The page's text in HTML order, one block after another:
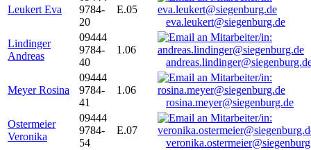
Leukert Eva
9784-
20
E.05
eva.leukert@siegenburg.de
Lindinger
Andreas
09444
9784-
40
1.06
Meyer Rosina
09444
9784-
41
1.06
rosina.meyer@siegenburg.de
Ostermeier
Veronika
09444
9784-
54
E.07